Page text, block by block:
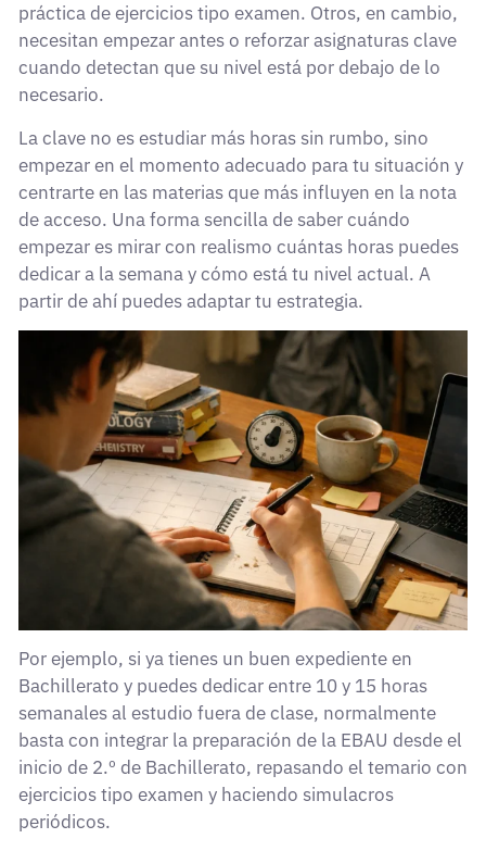
práctica de ejercicios tipo examen. Otros, en cambio,
necesitan empezar antes o reforzar asignaturas clave
cuando detectan que su nivel está por debajo de lo
necesario.
La clave no es estudiar más horas sin rumbo, sino
empezar en el momento adecuado para tu situación y
centrarte en las materias que más influyen en la nota
de acceso. Una forma sencilla de saber cuándo
empezar es mirar con realismo cuántas horas puedes
dedicar a la semana y cómo está tu nivel actual. A
partir de ahí puedes adaptar tu estrategia.
Por ejemplo, si ya tienes un buen expediente en
Bachillerato y puedes dedicar entre 10 y 15 horas
semanales al estudio fuera de clase, normalmente
basta con integrar la preparación de la EBAU desde el
inicio de 2.º de Bachillerato, repasando el temario con
ejercicios tipo examen y haciendo simulacros
periódicos.